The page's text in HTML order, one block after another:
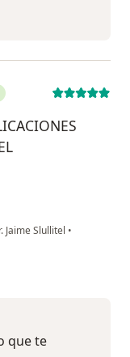
Jaime Slullitel •
que te